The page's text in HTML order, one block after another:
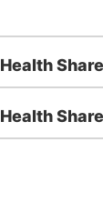
Health
Health